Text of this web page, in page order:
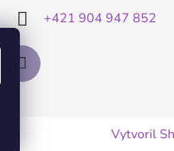
+421 904 947 852
Vytvoril